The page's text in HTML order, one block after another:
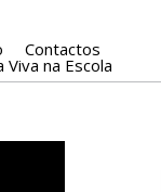
Contactos
Viva na Escola